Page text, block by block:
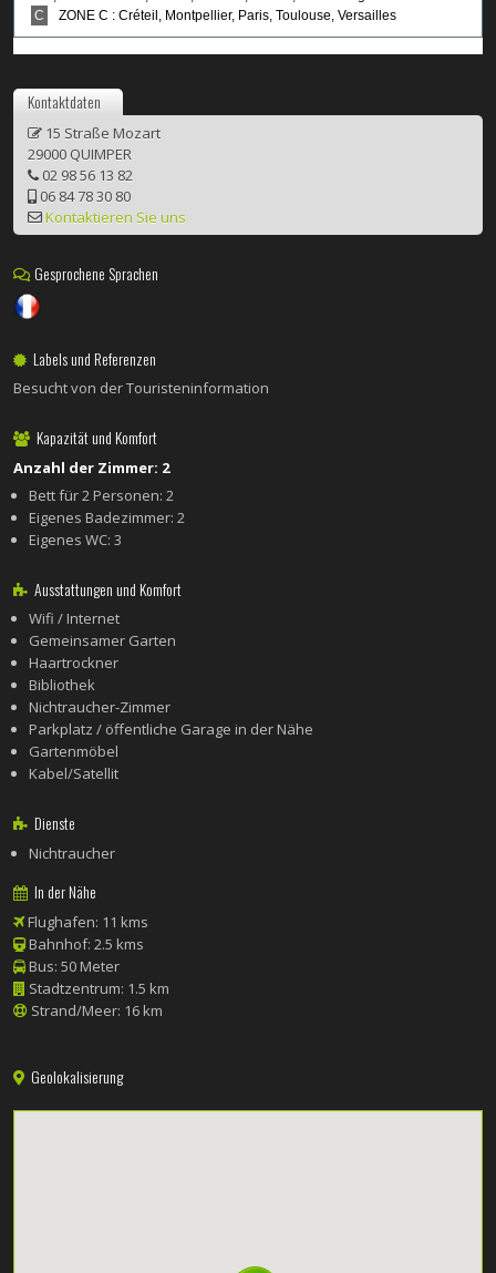
Kontaktdaten
15 Straße Mozart
29000 QUIMPER
02 98 56 13 82
06 84 78 30 80
Kontaktieren Sie uns
Gesprochene Sprachen
Labels und Referenzen
Besucht von der Touristeninformation
Kapazität und Komfort
Anzahl der Zimmer: 2
Bett für 2 Personen: 2
Eigenes Badezimmer: 2
Eigenes WC: 3
Ausstattungen und Komfort
Wifi / Internet
Gemeinsamer Garten
Haartrockner
Bibliothek
Nichtraucher-Zimmer
Parkplatz / öffentliche Garage in der Nähe
Gartenmöbel
Kabel/Satellit
Dienste
Nichtraucher
In der Nähe
Flughafen: 11 kms
Bahnhof: 2.5 kms
Bus: 50 Meter
Stadtzentrum: 1.5 km
Strand/Meer: 16 km
Geolokalisierung